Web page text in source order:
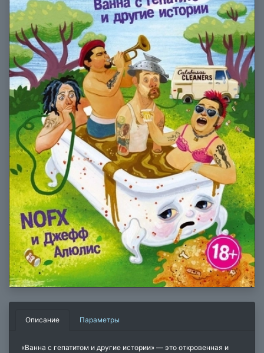
Описание Параметры
«Ванна с гепатитом и другие истории» — это откровенная и